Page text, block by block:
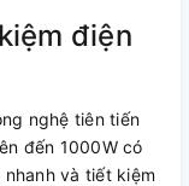
điện
nghệ tiên tiến
đến 1000W có
và tiết kiệm